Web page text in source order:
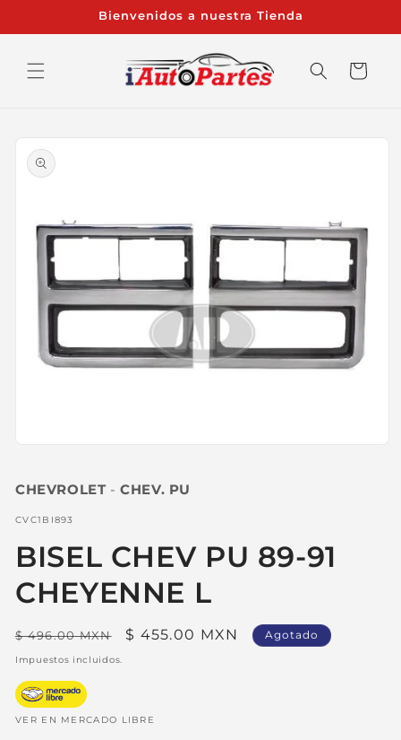
directamente
al contenido
Bienvenidos a nuestra Tienda
Carrito
a la
información
1
una
modal
CHEVROLET-CHEV. PU
SKU:
CVC1BI893
BISEL CHEV PU 89-91
CHEYENNE L
Precio
habitual
$ 496.00 MXN
Precio
$ 455.00 MXN Agotado
Impuestos incluidos.
VER EN MERCADO LIBRE